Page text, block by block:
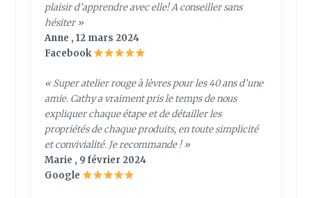
plaisir d’apprendre avec elle! A conseiller sans
hésiter »
Anne , 12 mars 2024
Facebook
« Super atelier rouge à lèvres pour les 40 ans d’une
amie. Cathy a vraiment pris le temps de nous
expliquer chaque étape et de détailler les
propriétés de chaque produits, en toute simplicité
et convivialité. Je recommande ! »
Marie , 9 février 2024
Google